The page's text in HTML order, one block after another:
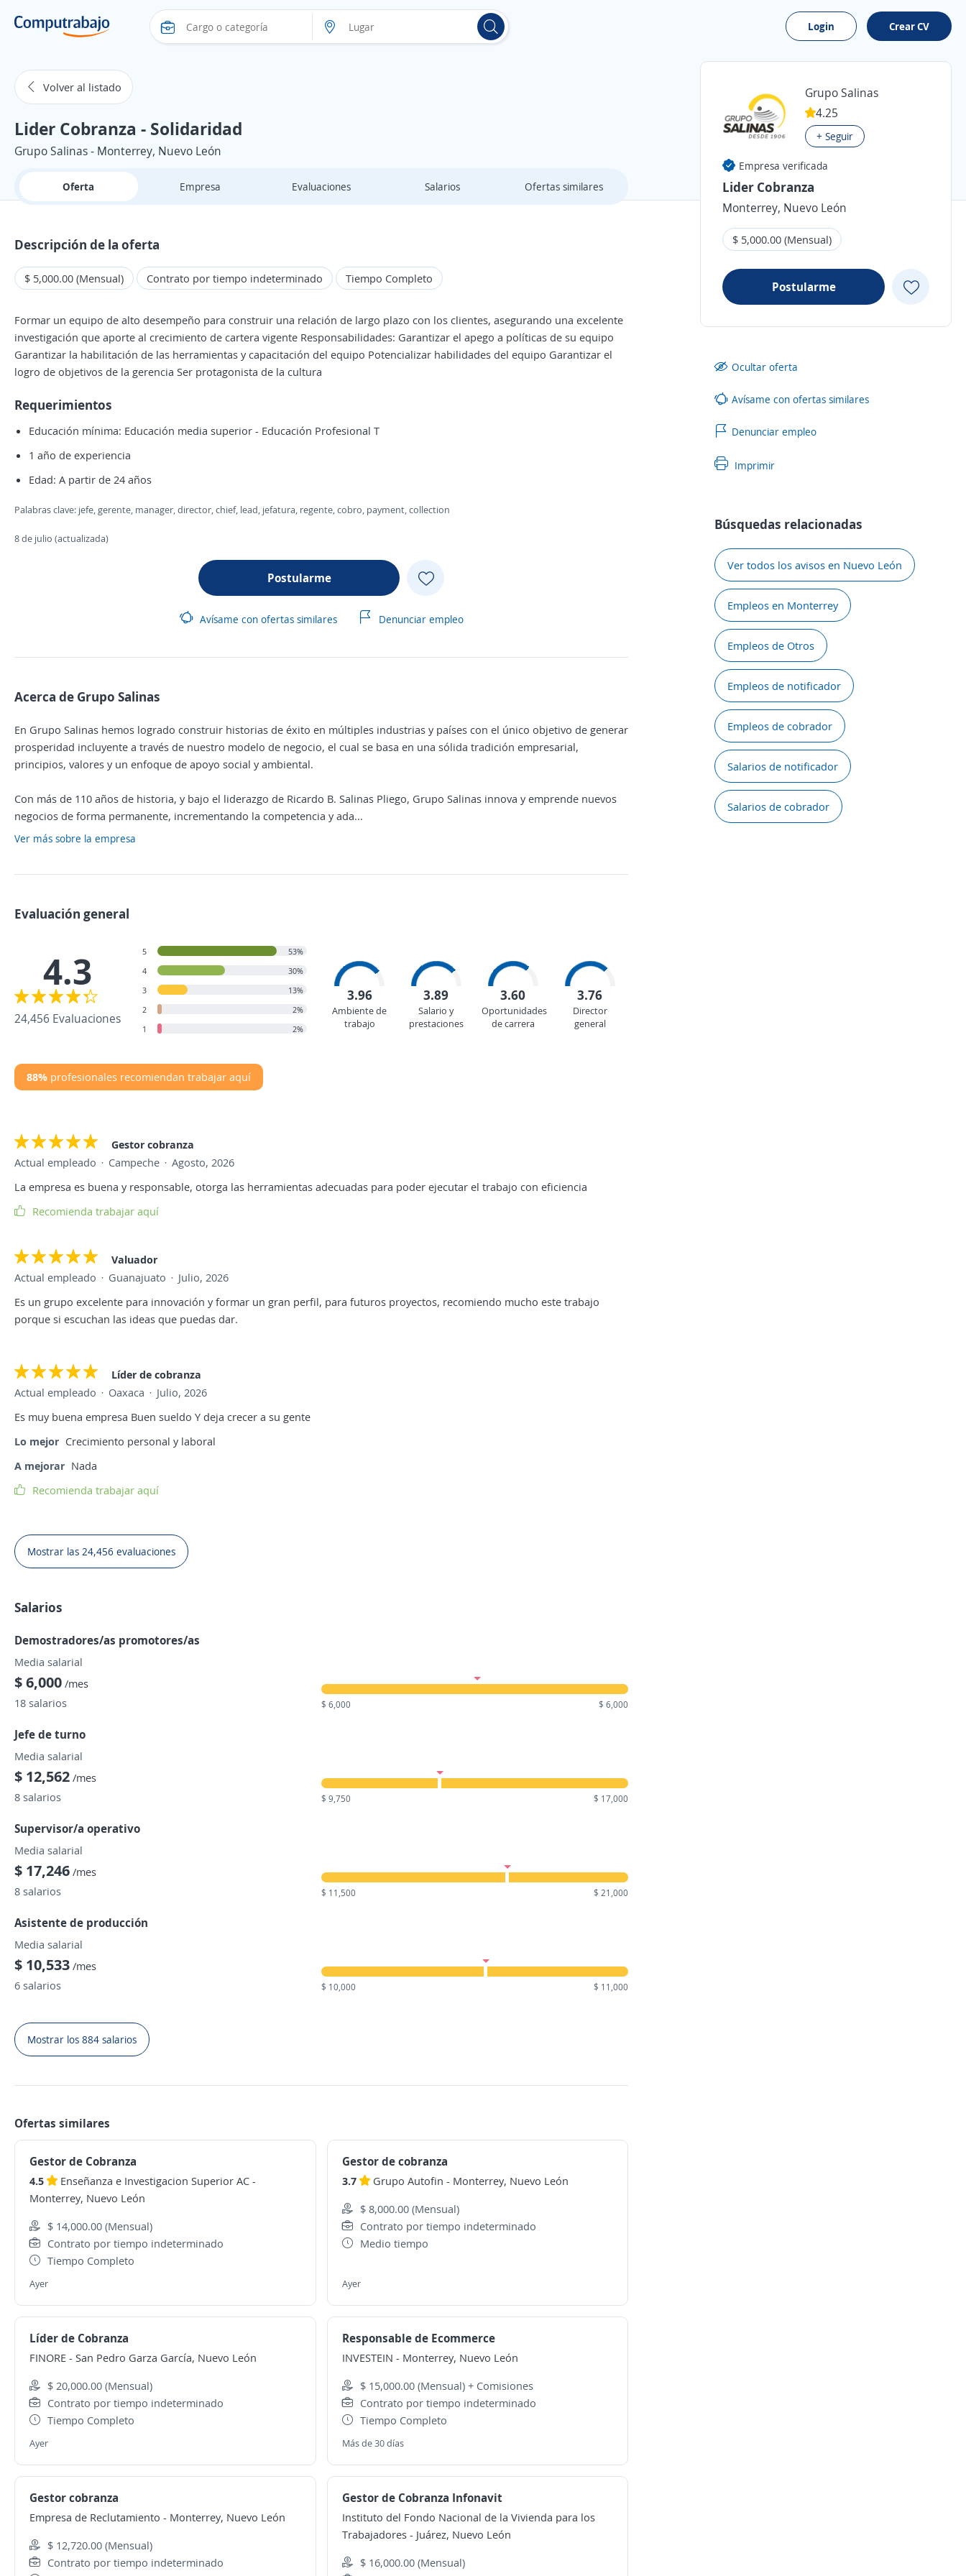
Login Crear CV
Volver al listado
Lider Cobranza - Solidaridad
Grupo Salinas - Monterrey, Nuevo León
Oferta Empresa Evaluaciones Salarios Ofertas similares
Descripción de la oferta
$ 5,000.00 (Mensual) Contrato por tiempo indeterminado Tiempo Completo
Formar un equipo de alto desempeño para construir una relación de largo plazo con los clientes, asegurando una excelente
investigación que aporte al crecimiento de cartera vigente Responsabilidades: Garantizar el apego a políticas de su equipo
Garantizar la habilitación de las herramientas y capacitación del equipo Potencializar habilidades del equipo Garantizar el
logro de objetivos de la gerencia Ser protagonista de la cultura
Requerimientos
Educación mínima: Educación media superior - Educación Profesional T
1 año de experiencia
Edad: A partir de 24 años
Palabras clave: jefe, gerente, manager, director, chief, lead, jefatura, regente, cobro, payment, collection
8 de julio (actualizada)
Postularme
Avísame con ofertas similares Denunciar empleo
Acerca de Grupo Salinas
En Grupo Salinas hemos logrado construir historias de éxito en múltiples industrias y países con el único objetivo de generar
prosperidad incluyente a través de nuestro modelo de negocio, el cual se basa en una sólida tradición empresarial,
principios, valores y un enfoque de apoyo social y ambiental.
Con más de 110 años de historia, y bajo el liderazgo de Ricardo B. Salinas Pliego, Grupo Salinas innova y emprende nuevos
negocios de forma permanente, incrementando la competencia y ada...
Ver más sobre la empresa
Evaluación general
4.3
24,456 Evaluaciones
5
53%
4
30%
3
13%
2
2%
1
2%
3.96
Ambiente de
trabajo
3.89
Salario y
prestaciones
3.60
Oportunidades
de carrera
3.76
Director
general
88% profesionales recomiendan trabajar aquí
Gestor cobranza
Actual empleado
Campeche
Agosto, 2026
La empresa es buena y responsable, otorga las herramientas adecuadas para poder ejecutar el trabajo con eficiencia
Recomienda trabajar aquí
Valuador
Actual empleado
Guanajuato
Julio, 2026
Es un grupo excelente para innovación y formar un gran perfil, para futuros proyectos, recomiendo mucho este trabajo
porque si escuchan las ideas que puedas dar.
Líder de cobranza
Actual empleado
Oaxaca
Julio, 2026
Es muy buena empresa Buen sueldo Y deja crecer a su gente
Lo mejor Crecimiento personal y laboral
A mejorar Nada
Recomienda trabajar aquí
Mostrar las 24,456 evaluaciones
Salarios
Demostradores/as promotores/as
Media salarial
$ 6,000 /mes
18 salarios
$ 6,000 $ 6,000
Jefe de turno
Media salarial
$ 12,562 /mes
8 salarios
$ 9,750 $ 17,000
Supervisor/a operativo
Media salarial
$ 17,246 /mes
8 salarios
$ 11,500 $ 21,000
Asistente de producción
Media salarial
$ 10,533 /mes
6 salarios
$ 10,000 $ 11,000
Mostrar los 884 salarios
Ofertas similares
Gestor de Cobranza
4.5 Enseñanza e Investigacion Superior AC -
Monterrey, Nuevo León
$ 14,000.00 (Mensual)
Contrato por tiempo indeterminado
Tiempo Completo
Ayer
Gestor de cobranza
3.7 Grupo Autofin - Monterrey, Nuevo León
$ 8,000.00 (Mensual)
Contrato por tiempo indeterminado
Medio tiempo
Ayer
Líder de Cobranza
FINORE - San Pedro Garza García, Nuevo León
$ 20,000.00 (Mensual)
Contrato por tiempo indeterminado
Tiempo Completo
Ayer
Responsable de Ecommerce
INVESTEIN - Monterrey, Nuevo León
$ 15,000.00 (Mensual) + Comisiones
Contrato por tiempo indeterminado
Tiempo Completo
Más de 30 días
Gestor cobranza
Empresa de Reclutamiento - Monterrey, Nuevo León
$ 12,720.00 (Mensual)
Contrato por tiempo indeterminado
Gestor de Cobranza Infonavit
Instituto del Fondo Nacional de la Vivienda para los
Trabajadores - Juárez, Nuevo León
$ 16,000.00 (Mensual)
Grupo Salinas
4.25
+ Seguir
Empresa verificada
Lider Cobranza
Monterrey, Nuevo León
$ 5,000.00 (Mensual)
Postularme
Ocultar oferta
Avísame con ofertas similares
Denunciar empleo
Imprimir
Búsquedas relacionadas
Ver todos los avisos en Nuevo León
Empleos en Monterrey
Empleos de Otros
Empleos de notificador
Empleos de cobrador
Salarios de notificador
Salarios de cobrador